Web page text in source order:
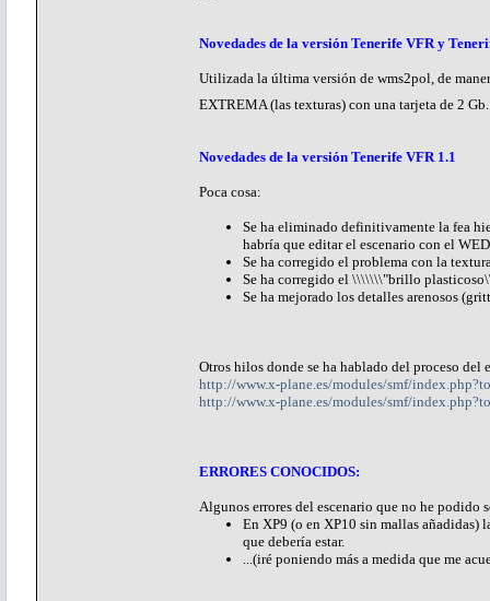
Novedades de la versión Tenerife VFR y
Utilizada la última versión de wms2pol, de
EXTREMA (las texturas) con una tarjeta de 2
Novedades de la versión Tenerife VFR 1.1
Poca cosa:
Se ha eliminado definitivamente la fea
habría que editar el escenario con el
Se ha corregido el problema con la
Se ha corregido el \\\\\\\"brillo
Se ha mejorado los detalles arenosos
Otros hilos donde se ha hablado del proceso del
http://www.x-plane.es/modules/smf/
http://www.x-plane.es/modules/smf/
ERRORES CONOCIDOS:
Algunos errores del escenario que no he podido
En XP9 (o en XP10 sin mallas añadidas)
que debería estar.
...(iré poniendo más a medida que me